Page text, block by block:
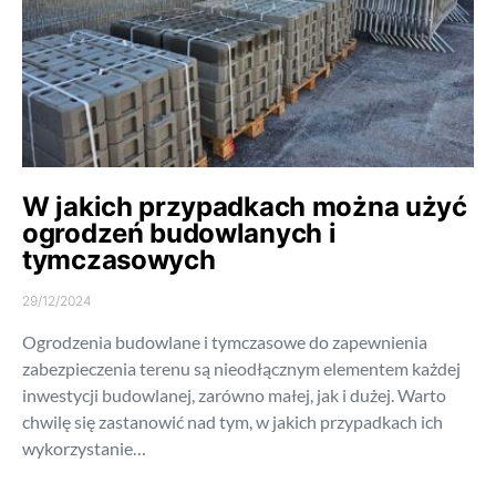
W jakich przypadkach można użyć
ogrodzeń budowlanych i
tymczasowych
29/12/2024
Ogrodzenia budowlane i tymczasowe do zapewnienia
zabezpieczenia terenu są nieodłącznym elementem każdej
inwestycji budowlanej, zarówno małej, jak i dużej. Warto
chwilę się zastanowić nad tym, w jakich przypadkach ich
wykorzystanie…